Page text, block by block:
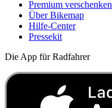
Premium verschenken
Über Bikemap
Hilfe-Center
Pressekit
Die App für Radfahrer